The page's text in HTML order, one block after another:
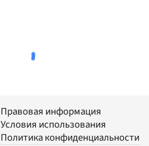
Правовая информация
Условия использования
Политика конфиденциальности